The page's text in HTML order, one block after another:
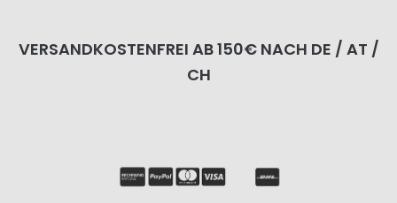
VERSANDKOSTENFREI AB 150€ NACH DE / AT /
CH